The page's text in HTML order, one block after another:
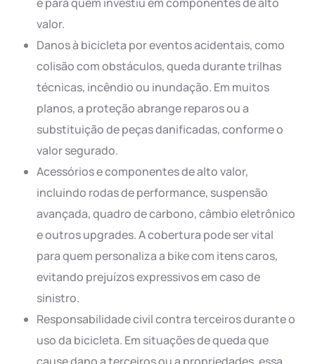
valor.
Danos à bicicleta por eventos acidentais, como
colisão com obstáculos, queda durante trilhas
técnicas, incêndio ou inundação. Em muitos
planos, a proteção abrange reparos ou a
substituição de peças danificadas, conforme o
valor segurado.
Acessórios e componentes de alto valor,
incluindo rodas de performance, suspensão
avançada, quadro de carbono, câmbio eletrônico
e outros upgrades. A cobertura pode ser vital
para quem personaliza a bike com itens caros,
evitando prejuízos expressivos em caso de
sinistro.
Responsabilidade civil contra terceiros durante o
uso da bicicleta. Em situações de queda que